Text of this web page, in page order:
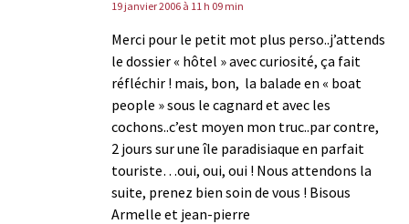
19 janvier 2006 à 11 h 09 min
Merci pour le petit mot plus perso..j’attends
le dossier « hôtel » avec curiosité, ça fait
réfléchir ! mais, bon, la balade en « boat
people » sous le cagnard et avec les
cochons..c’est moyen mon truc..par contre,
2 jours sur une île paradisiaque en parfait
touriste…oui, oui, oui ! Nous attendons la
suite, prenez bien soin de vous ! Bisous
Armelle et jean-pierre